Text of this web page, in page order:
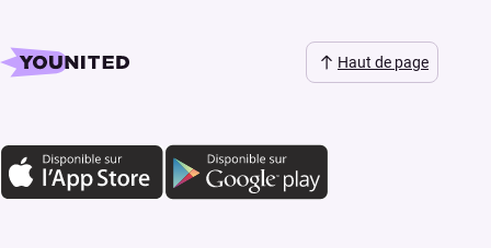
Haut de page